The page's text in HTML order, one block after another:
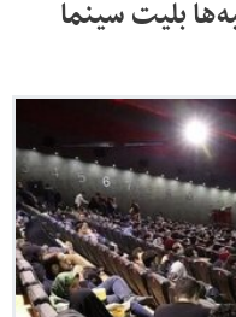
بلیت سینما